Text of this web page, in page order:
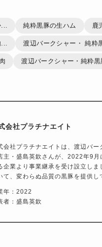
純粋黒豚の生ハム 鹿
渡辺バークシャー・ 純粋
渡辺バークシャー・純粋黒
会社プラチナエイト
会社プラチナエイトは、渡辺バー
主・盛島英欽さんが、2022年9
企業より事業継承を受け設立し
て、変わらぬ品質の黒豚を提供し
年：2022
者：盛島英欽